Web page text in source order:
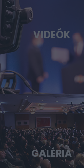
szereplők
és medtech-
az új anyagokról,
fejlesztésekről.
keresztül mutatjuk
a következő nagy
milyen szerepet
2026. Döntéshozói
akik időben akarnak
legfontosabb
VIDEÓK
GALÉRIA